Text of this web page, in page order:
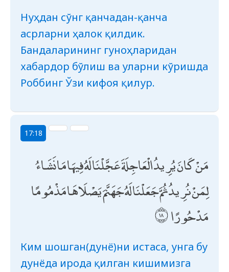
Нуҳдан сўнг қанчадан-қанча
асрларни ҳалок қилдик.
Бандаларининг гуноҳларидан
хабардор бўлиш ва уларни кўришда
Роббинг Ўзи кифоя қилур.
17:18
مَنْ كَانَ يُرِيدُ الْعَاجِلَةَ عَجَّلْنَا لَهُ فِيهَا مَا نَشَاءُ
لِمَنْ نُرِيدُ ثُمَّ جَعَلْنَا لَهُ جَهَنَّمَ يَصْلَاهَا مَذْمُومًا
مَدْحُورًا
Ким шошган(дунё)ни истаса, унга бу
дунёда ирода қилган кишимизга